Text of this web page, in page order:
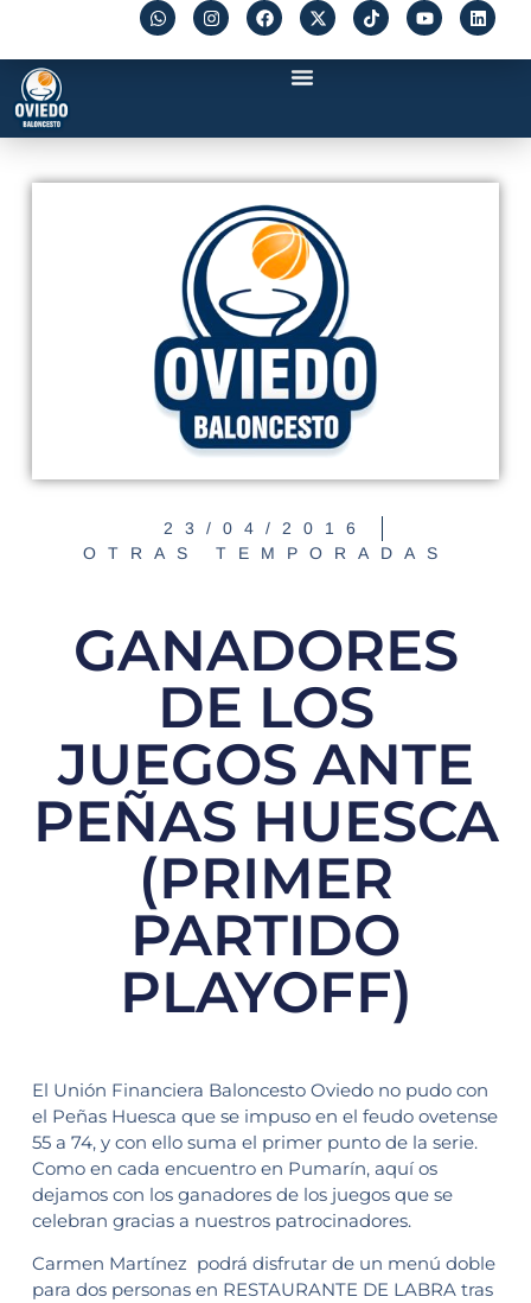
23/04/2016
OTRAS TEMPORADAS
GANADORES
DE LOS
JUEGOS ANTE
PEÑAS HUESCA
(PRIMER
PARTIDO
PLAYOFF)
El Unión Financiera Baloncesto Oviedo no pudo con
el Peñas Huesca que se impuso en el feudo ovetense
55 a 74, y con ello suma el primer punto de la serie.
Como en cada encuentro en Pumarín, aquí os
dejamos con los ganadores de los juegos que se
celebran gracias a nuestros patrocinadores.
Carmen Martínez podrá disfrutar de un menú doble
para dos personas en RESTAURANTE DE LABRA tras